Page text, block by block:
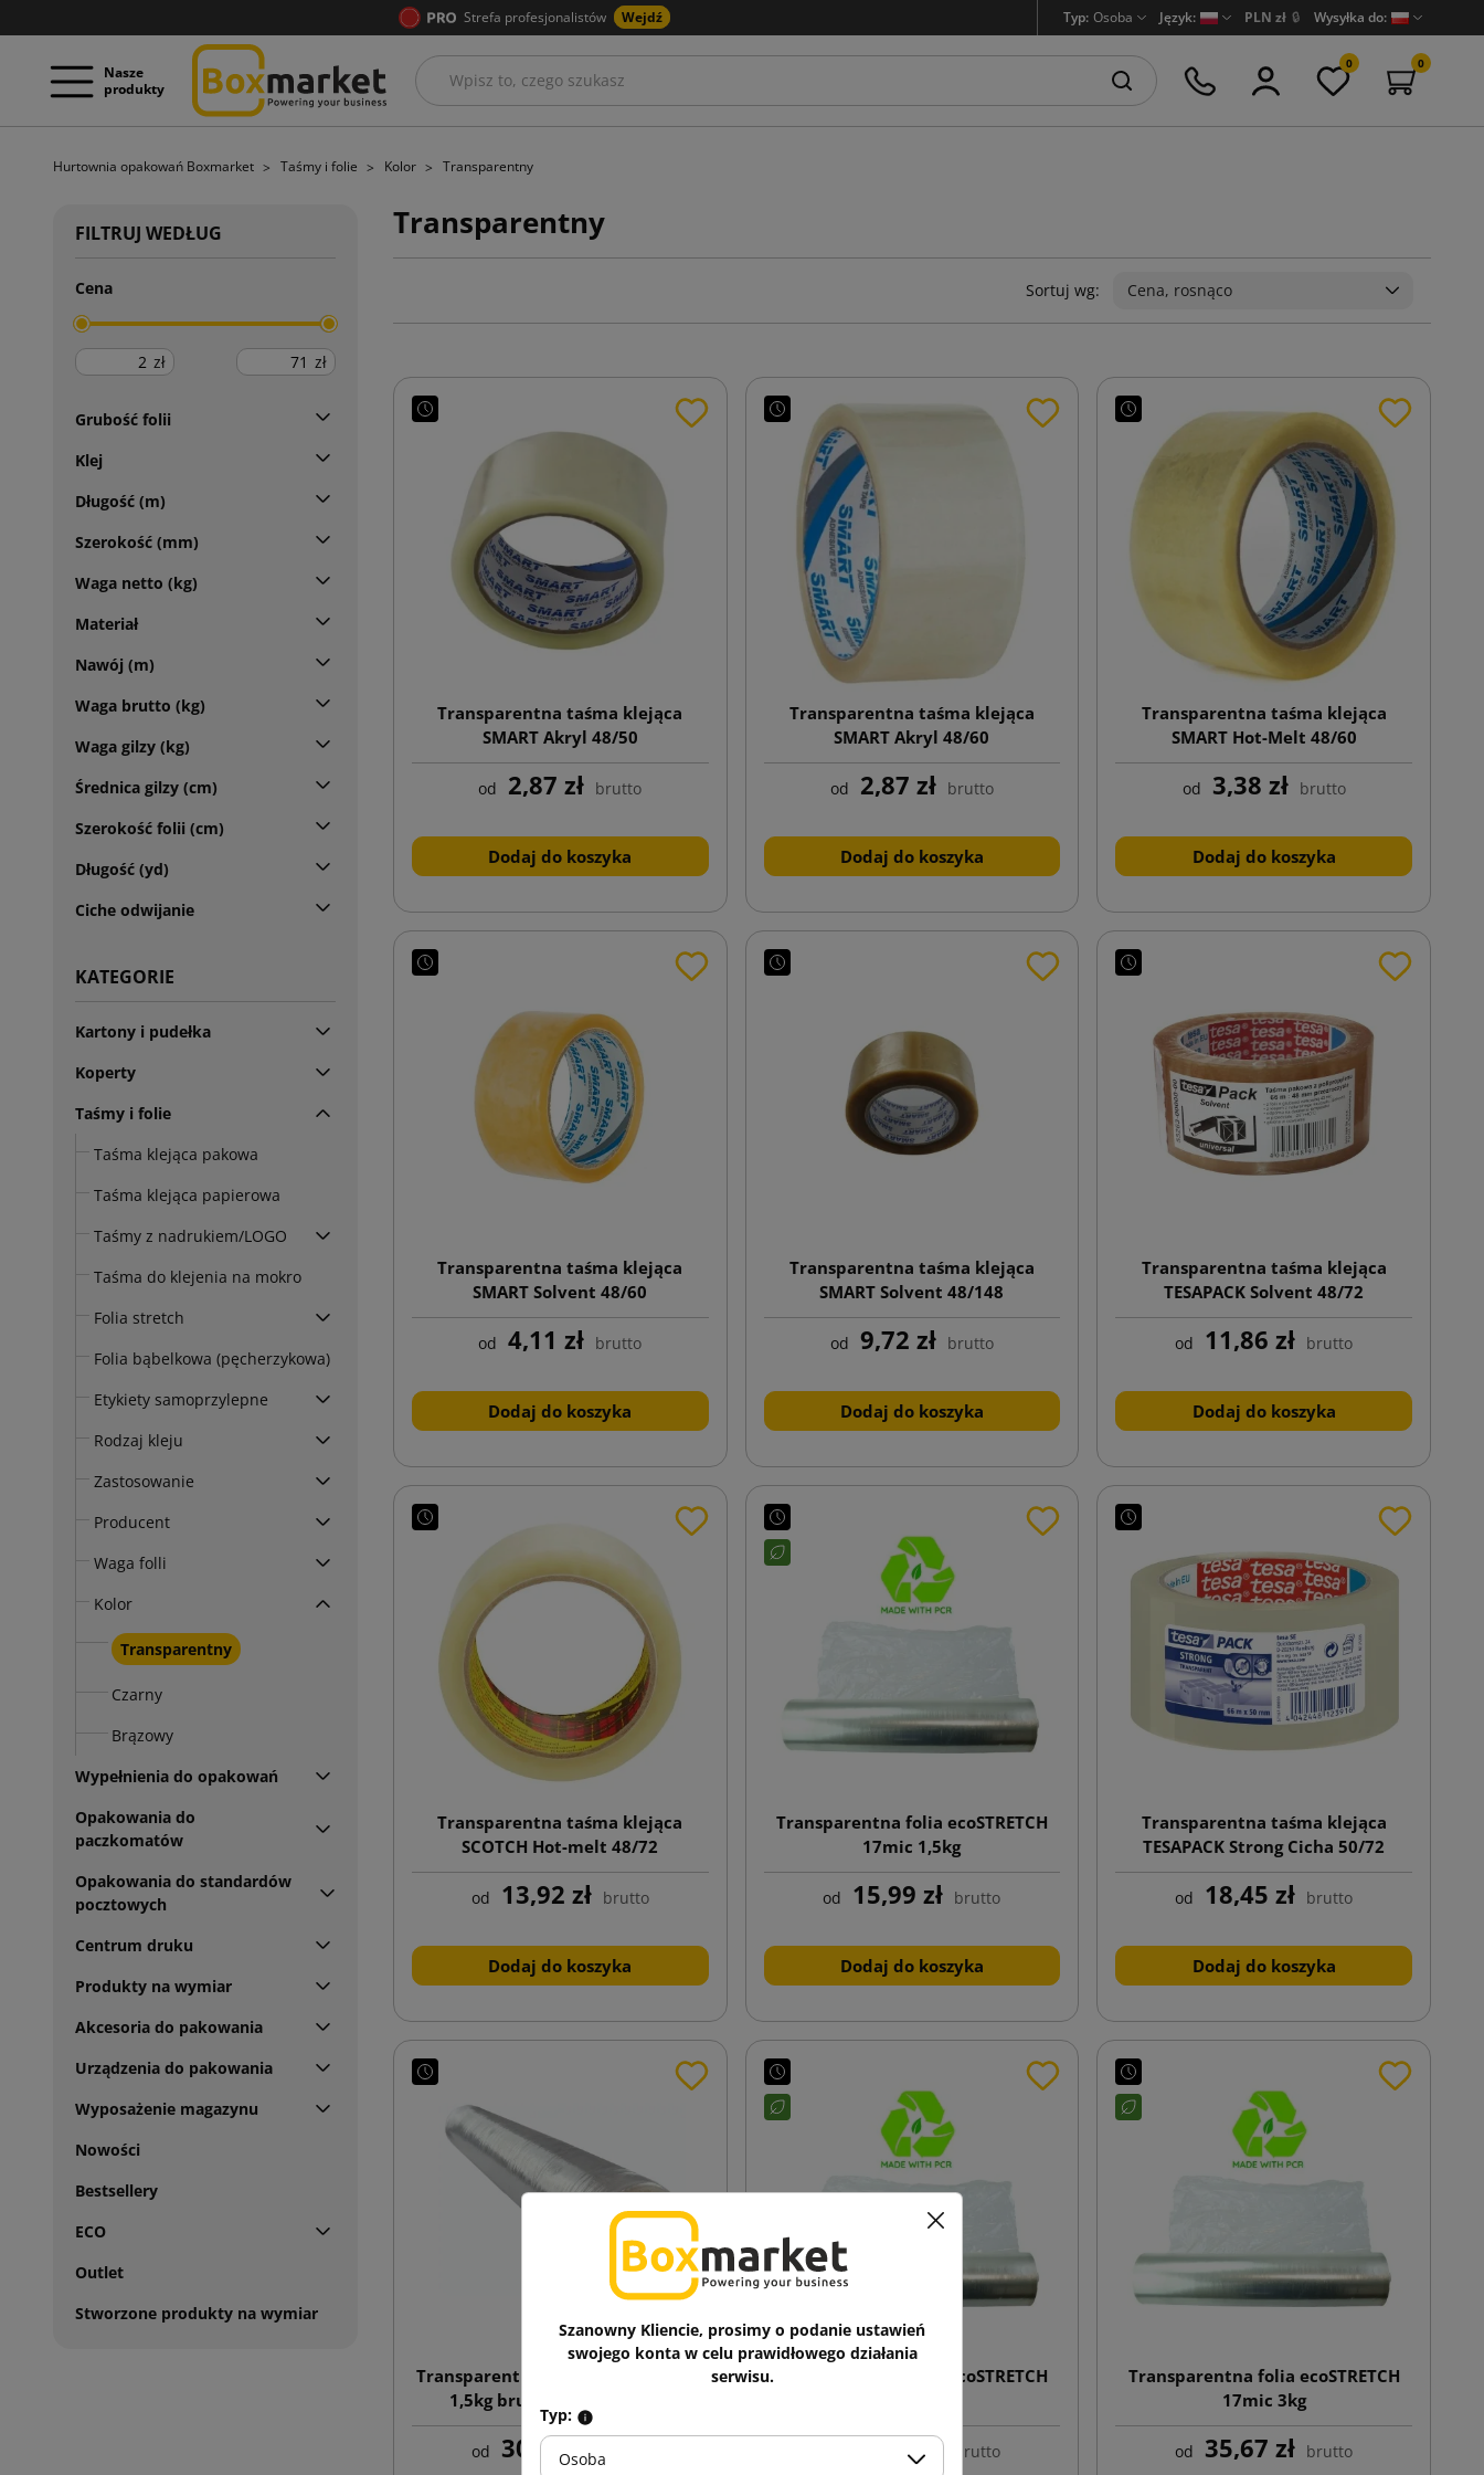
Strefa profesjonalistów Wejdź Typ: Osoba Język: PLN zł 🔒 Wysyłka do:
Nasze
produkty
0 0
Hurtownia opakowań Boxmarket Taśmy i folie Kolor Transparentny
FILTRUJ WEDŁUG
Cena
zł zł
Grubość folii
Klej
Długość (m)
Szerokość (mm)
Waga netto (kg)
Materiał
Nawój (m)
Waga brutto (kg)
Waga gilzy (kg)
Średnica gilzy (cm)
Szerokość folii (cm)
Długość (yd)
Ciche odwijanie
KATEGORIE
Kartony i pudełka
Koperty
Taśmy i folie
Taśma klejąca pakowa
Taśma klejąca papierowa
Taśmy z nadrukiem/LOGO
Taśma do klejenia na mokro
Folia stretch
Folia bąbelkowa (pęcherzykowa)
Etykiety samoprzylepne
Rodzaj kleju
Zastosowanie
Producent
Waga folli
Kolor
Transparentny
Czarny
Brązowy
Wypełnienia do opakowań
Opakowania do
paczkomatów
Opakowania do standardów
pocztowych
Centrum druku
Produkty na wymiar
Akcesoria do pakowania
Urządzenia do pakowania
Wyposażenie magazynu
Nowości
Bestsellery
ECO
Outlet
Stworzone produkty na wymiar
Transparentny
Sortuj wg: Cena, rosnąco
Transparentna taśma klejąca
SMART Akryl 48/50
od 2,87 zł brutto
Dodaj do koszyka
Transparentna taśma klejąca
SMART Akryl 48/60
od 2,87 zł brutto
Dodaj do koszyka
Transparentna taśma klejąca
SMART Hot-Melt 48/60
od 3,38 zł brutto
Dodaj do koszyka
Transparentna taśma klejąca
SMART Solvent 48/60
od 4,11 zł brutto
Dodaj do koszyka
Transparentna taśma klejąca
SMART Solvent 48/148
od 9,72 zł brutto
Dodaj do koszyka
Transparentna taśma klejąca
TESAPACK Solvent 48/72
od 11,86 zł brutto
Dodaj do koszyka
Transparentna taśma klejąca
SCOTCH Hot-melt 48/72
od 13,92 zł brutto
Dodaj do koszyka
Transparentna folia ecoSTRETCH
17mic 1,5kg
od 15,99 zł brutto
Dodaj do koszyka
Transparentna taśma klejąca
TESAPACK Strong Cicha 50/72
od 18,45 zł brutto
Dodaj do koszyka
Transparentna folia stretch 23mic
1,5kg brutto (waga z rolką)
od 30,57 zł brutto
Transparentna folia ecoSTRETCH
35,67 zł brutto
Transparentna folia ecoSTRETCH
17mic 3kg
od 35,67 zł brutto
Szanowny Kliencie, prosimy o podanie ustawień
swojego konta w celu prawidłowego działania
serwisu.
Typ:
Osoba